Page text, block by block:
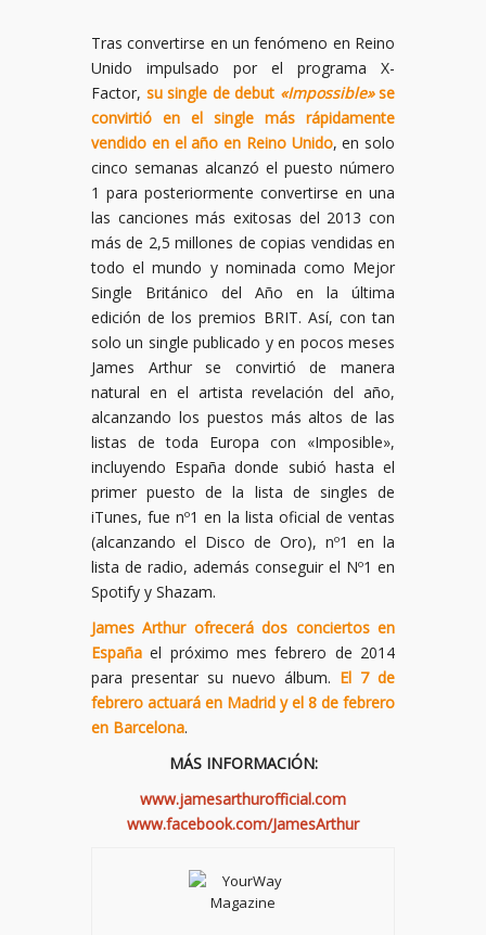
Tras convertirse en un fenómeno en Reino
Unido impulsado por el programa X-
Factor, su single de debut «Impossible»se
convirtió en el single más rápidamente
vendido en el año en Reino Unido, en solo
cinco semanas alcanzó el puesto número
1 para posteriormente convertirse en una
las canciones más exitosas del 2013 con
más de 2,5 millones de copias vendidas en
todo el mundo y nominada como Mejor
Single Británico del Año en la última
edición de los premios BRIT. Así, con tan
solo un single publicado y en pocos meses
James Arthur se convirtió de manera
natural en el artista revelación del año,
alcanzando los puestos más altos de las
listas de toda Europa con «Imposible»,
incluyendo España donde subió hasta el
primer puesto de la lista de singles de
iTunes, fue nº1 en la lista oficial de ventas
(alcanzando el Disco de Oro), nº1 en la
lista de radio, además conseguir el Nº1 en
Spotify y Shazam.
James Arthur ofrecerá dos conciertos en
España el próximo mes febrero de 2014
para presentar su nuevo álbum. El 7 de
febrero actuará en Madrid y el 8 de febrero
en Barcelona.
MÁS INFORMACIÓN:
www.jamesarthurofficial.com
www.facebook.com/JamesArthur